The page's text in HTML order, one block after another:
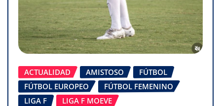
ACTUALIDAD AMISTOSO
FÚTBOL
FÚTBOL EUROPEO
FÚTBOL FEMENINO
LIGA F
LIGA F MOEVE